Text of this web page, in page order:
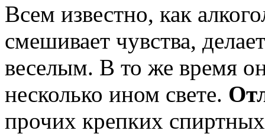
Всем известно, как
смешивает чувства,
веселым. В то же время
несколько ином свете.
прочих крепких